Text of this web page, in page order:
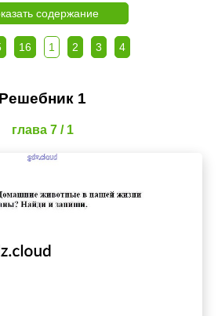
содержание
16 1 2 3 4
Решебник 1
глава 7 / 1